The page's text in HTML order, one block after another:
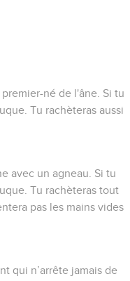
né de l'âne. Si tu
Tu rachèteras aussi
avec un agneau. Si tu
Tu rachèteras tout
pas les mains vides
qui n’arrête jamais de